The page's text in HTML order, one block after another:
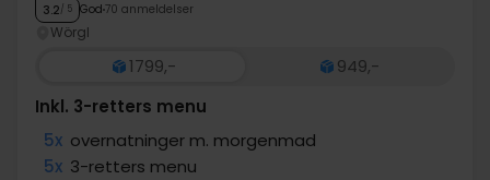
3.2/ 5 God 70 anmeldelser
Wörgl
1799,-
949,-
Inkl. 3-retters menu
5x overnatninger m. morgenmad
5x 3-retters menu